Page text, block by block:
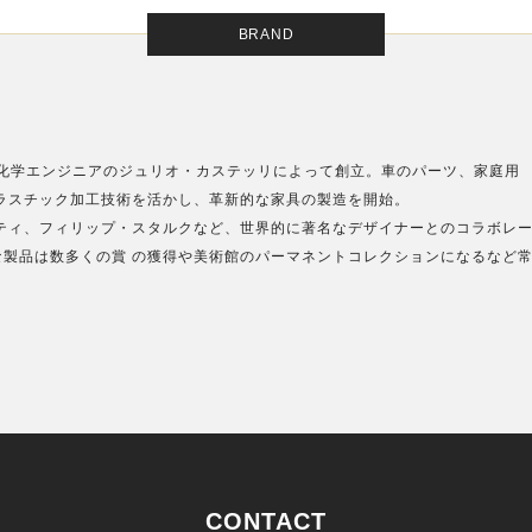
BRAND
エンジニアのジュリオ・カステッリによって創立。車のパーツ、家庭用
チック加工技術を活かし、革新的な家具の製造を開始。
、フィリップ・スタルクなど、世界的に著名なデザイナーとのコラボレー
品は数多くの賞 の獲得や美術館のパーマネントコレクションになるなど常
CONTACT